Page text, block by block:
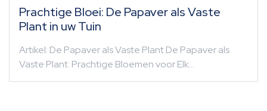
Prachtige Bloei: De Papaver als Vaste
Plant in uw Tuin
Artikel: De Papaver als Vaste Plant De Papaver als
Vaste Plant: Prachtige Bloemen voor Elk…